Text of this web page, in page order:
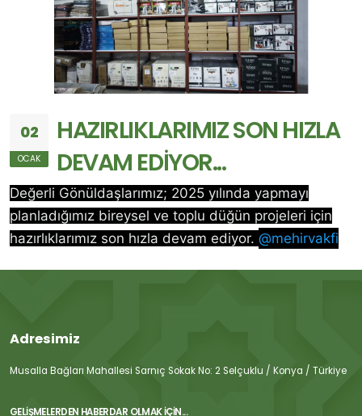
02
OCAK
HAZIRLIKLARIMIZ SON HIZLA
DEVAM EDİYOR...
Değerli Gönüldaşlarımız; 2025 yılında yapmayı
planladığımız bireysel ve toplu düğün projeleri için
hazırlıklarımız son hızla devam ediyor. @mehirvakfi
Adresimiz
Musalla Bağları Mahallesi Sarnıç Sokak No: 2 Selçuklu / Konya / Türkiye
GELIŞMELERDEN HABERDAR OLMAK İÇIN...